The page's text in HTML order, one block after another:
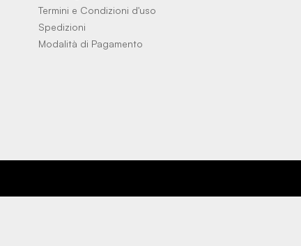
Termini e Condizioni d'uso
Spedizioni
Modalità di Pagamento